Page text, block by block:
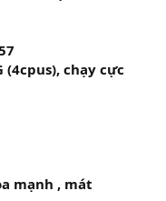
(4cpus), chạy cực
mạnh , mát